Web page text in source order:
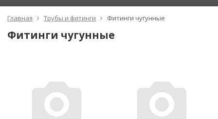
Главная Трубы и фитинги Фитинги чугунные
Фитинги чугунные